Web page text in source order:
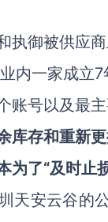
执御被供应
内一家成立7
账号以及最
库存和重新
为了“及时止
天安云谷的